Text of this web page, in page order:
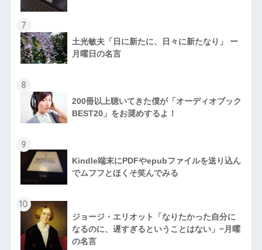
7
土光敏夫「日に新たに、日々に新たなり」 ー
月曜日の名言
8
200冊以上聴いてきた僕が「オーディオブック
BEST20」をお奨めするよ！
9
Kindle端末にPDFやepubファイルを送り込ん
でムフフとほくそ笑んでみる
10
ジョージ・エリオット「なりたかった自分に
なるのに、遅すぎるということはない」−月曜
の名言